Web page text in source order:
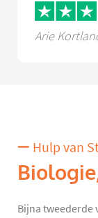
Arie
Hulp van
Bijna tweederde